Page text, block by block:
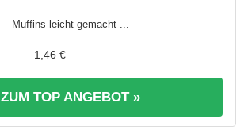
Muffins leicht gemacht ...
1,46 €
ZUM TOP ANGEBOT »